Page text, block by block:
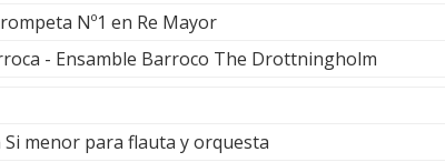
Nº1 en Re Mayor
- Ensamble Barroco The Drottningholm
menor para flauta y orquesta